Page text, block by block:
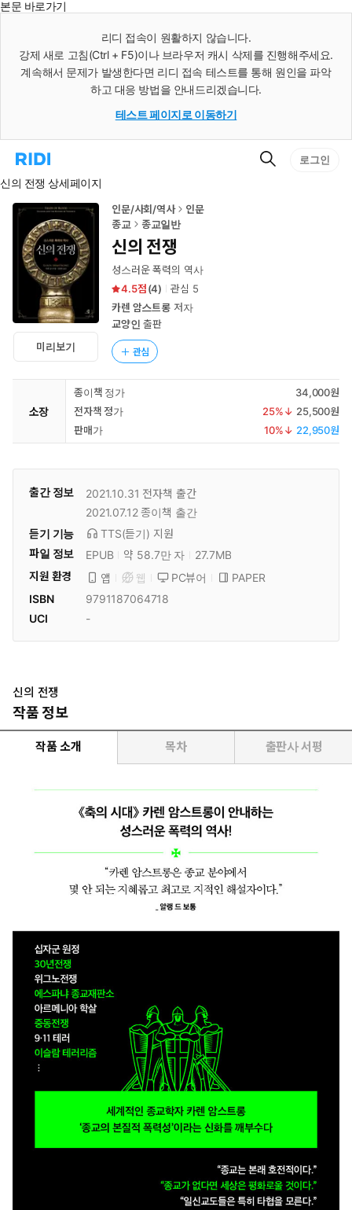
본문 바로가기
리디 접속이 원활하지 않습니다.
강제 새로 고침(Ctrl + F5)이나 브라우저 캐시 삭제를 진행해주세요.
계속해서 문제가 발생한다면 리디 접속 테스트를 통해 원인을 파악
하고 대응 방법을 안내드리겠습니다.
테스트 페이지로 이동하기
리
홈
로
검
로그인
신의 전쟁 상세페이지
미리보기
인문/사회/역사
인문
종교
종교일반
신의 전쟁
성스러운 폭력의 역사
4.5
(4) 관심 5
카렌 암스트롱 저자
교양인 출판
관심
소장
종이책 정가
34,000원
전자책 정가
25%↓ 25,500원
판매가
10%↓ 22,950원
출간 정보 2021.10.31 전자책 출간
2021.07.12 종이책 출간
듣기 기능
TTS(듣기) 지원
파일 정보
EPUB 약 58.7만 자
27.7MB
지원 환경
앱 웹 PC뷰어
PAPER
ISBN
9791187064718
UCI
-
신의 전쟁
작품 정보
작품 소개 목차 출판사 서평